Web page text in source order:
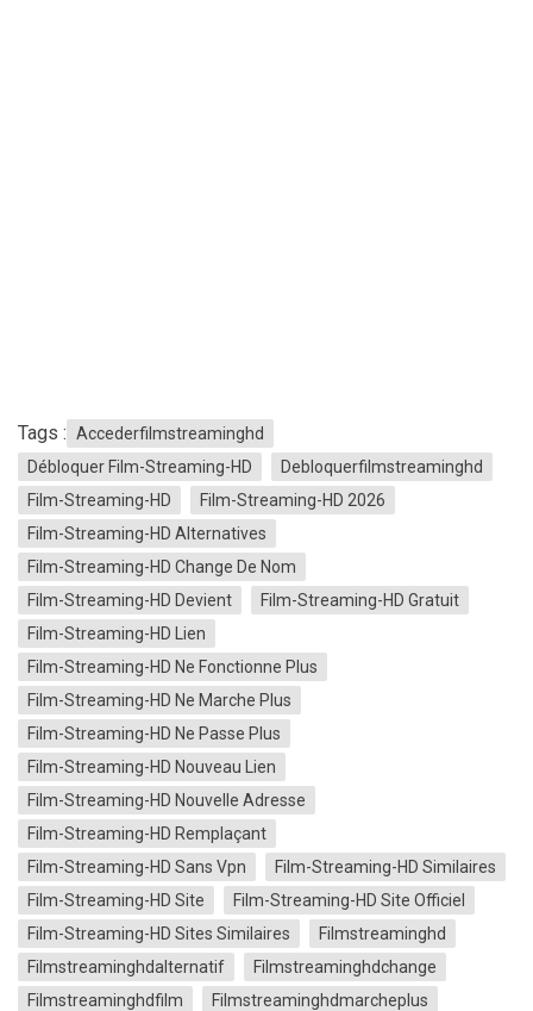
Tags : Accederfilmstreaminghd
Débloquer Film-Streaming-HD
Debloquerfilmstreaminghd
Film-Streaming-HD
Film-Streaming-HD 2026
Film-Streaming-HD Alternatives
Film-Streaming-HD Change De Nom
Film-Streaming-HD Devient
Film-Streaming-HD Gratuit
Film-Streaming-HD Lien
Film-Streaming-HD Ne Fonctionne Plus
Film-Streaming-HD Ne Marche Plus
Film-Streaming-HD Ne Passe Plus
Film-Streaming-HD Nouveau Lien
Film-Streaming-HD Nouvelle Adresse
Film-Streaming-HD Remplaçant
Film-Streaming-HD Sans Vpn
Film-Streaming-HD Similaires
Film-Streaming-HD Site
Film-Streaming-HD Site Officiel
Film-Streaming-HD Sites Similaires
Filmstreaminghd
Filmstreaminghdalternatif
Filmstreaminghdchange
Filmstreaminghdfilm
Filmstreaminghdmarcheplus